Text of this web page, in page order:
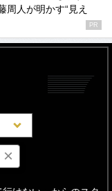
周人が明かす“見え
PR
週間
×